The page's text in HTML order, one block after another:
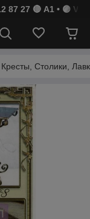
27 🔴 A1 • 🟣
Столики,